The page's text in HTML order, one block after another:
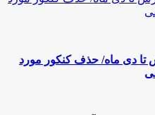
دی ماه/ حذف کنکور مورد